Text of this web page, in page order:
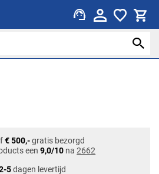
support_agent
€ 500,-gratis bezorgd
een9,0/10 na2662
5dagen levertijd